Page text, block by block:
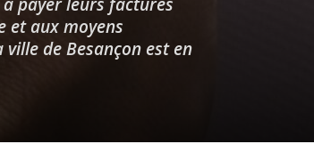
et aux moyens
de Besançon est en